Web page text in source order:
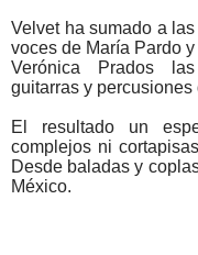
Velvet ha sumado a las
voces de María Pardo y
Verónica Prados las
guitarras y
El resultado un
complejos ni
Desde baladas y
México.